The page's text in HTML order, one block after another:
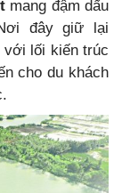
mang đậm dấu
đây giữ lại
với lối kiến trúc
cho du khách